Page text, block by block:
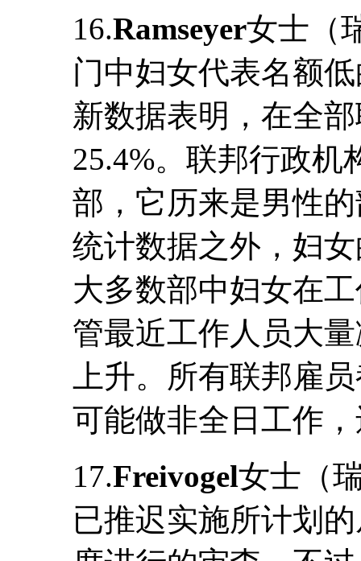
16.Ramseyer女士（
门中妇女代表名额
新数据表明，在全
25.4%。联邦行政机
部，它历来是男性
统计数据之外，妇
大多数部中妇女在
管最近工作人员大
上升。所有联邦雇
可能做非全日工作
17.Freivogel女士（
已推迟实施所计划